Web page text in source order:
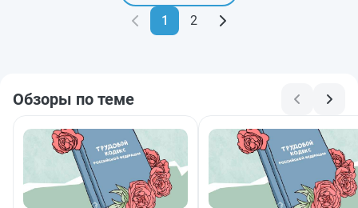
1 2
Обзоры по теме